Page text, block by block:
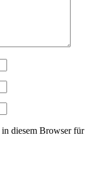
diesem Browser für